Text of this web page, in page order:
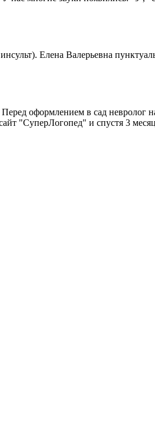
Елена Валерьевна
оформлением в сад невролог
"СуперЛогопед" и спустя 3